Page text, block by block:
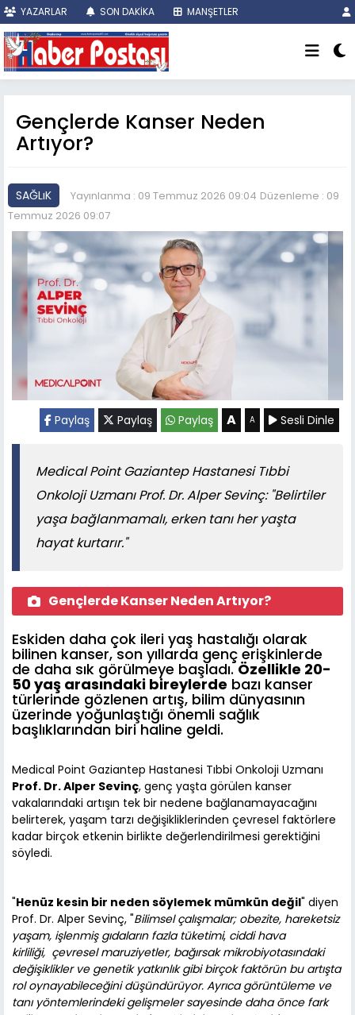
YAZARLAR SON DAKİKA MANŞETLER
Gençlerde Kanser Neden
Artıyor?
SAĞLıK Yayınlanma : 09 Temmuz 2026 09:04 Düzenleme : 09
Temmuz 2026 09:07
Paylaş Paylaş Paylaş A A Sesli Dinle
Medical Point Gaziantep Hastanesi Tıbbi
Onkoloji Uzmanı Prof. Dr. Alper Sevinç: "Belirtiler
yaşa bağlanmamalı, erken tanı her yaşta
hayat kurtarır."
Gençlerde Kanser Neden Artıyor?
Eskiden daha çok ileri yaş hastalığı olarak
bilinen kanser, son yıllarda genç erişkinlerde
de daha sık görülmeye başladı.Özellikle 20-
50 yaş arasındaki bireylerde bazı kanser
türlerinde gözlenen artış, bilim dünyasının
üzerinde yoğunlaştığı önemli sağlık
başlıklarından biri haline geldi.
Medical Point Gaziantep Hastanesi Tıbbi Onkoloji Uzmanı
Prof. Dr. Alper Sevinç, genç yaşta görülen kanser
vakalarındaki artışın tek bir nedene bağlanamayacağını
belirterek, yaşam tarzı değişikliklerinden çevresel faktörlere
kadar birçok etkenin birlikte değerlendirilmesi gerektiğini
söyledi.
"Henüz kesin bir neden söylemek mümkün değil" diyen
Prof. Dr. Alper Sevinç, "Bilimsel çalışmalar; obezite, hareketsiz
yaşam, işlenmiş gıdaların fazla tüketimi, ciddi hava
kirliliği, çevresel maruziyetler, bağırsak mikrobiyotasındaki
değişiklikler ve genetik yatkınlık gibi birçok faktörün bu artışta
rol oynayabileceğini düşündürüyor. Ayrıca görüntüleme ve
tanı yöntemlerindeki gelişmeler sayesinde daha önce fark